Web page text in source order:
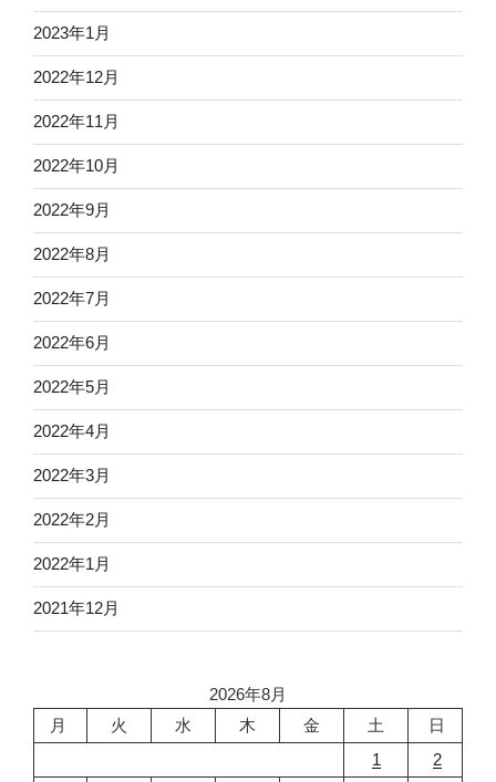
2023年1月
2022年12月
2022年11月
2022年10月
2022年9月
2022年8月
2022年7月
2022年6月
2022年5月
2022年4月
2022年3月
2022年2月
2022年1月
2021年12月
2026年8月
月
火 水 木 金 土
日
1
2